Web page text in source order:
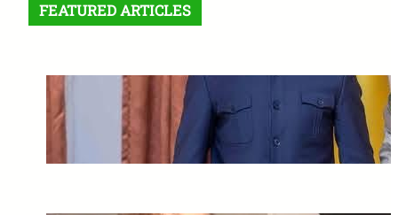
FEATURED ARTICLES
Crise à l’Est de la RDC : Félix
Tshisekedi envoie un
émissaire à Assimi Goïta
février 25, 2025